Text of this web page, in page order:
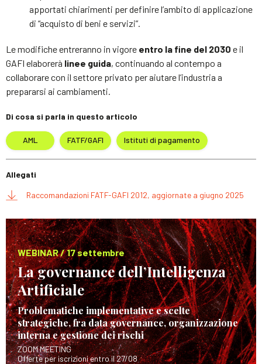
apportati chiarimenti per definire l’ambito di applicazione
di “acquisto di beni e servizi”.
Le modifiche entreranno in vigore entro la fine del 2030 e il
GAFI elaborerà linee guida, continuando al contempo a
collaborare con il settore privato per aiutare l’industria a
prepararsi ai cambiamenti.
Di cosa si parla in questo articolo
AML FATF/GAFI Istituti di pagamento
Allegati
Raccomandazioni FATF-GAFI 2012, aggiornate a giugno 2025
WEBINAR / 17 settembre
La governance dell’Intelligenza
Artificiale
Problematiche implementative e scelte
strategiche, fra data governance, organizzazione
interna e gestione dei rischi
ZOOM MEETING
Offerte per iscrizioni entro il 27/08